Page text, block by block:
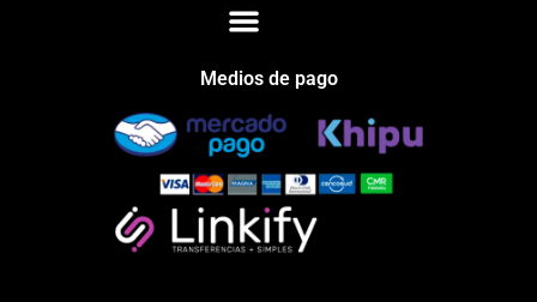
Medios de pago